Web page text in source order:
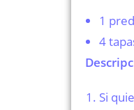
1
4
Si